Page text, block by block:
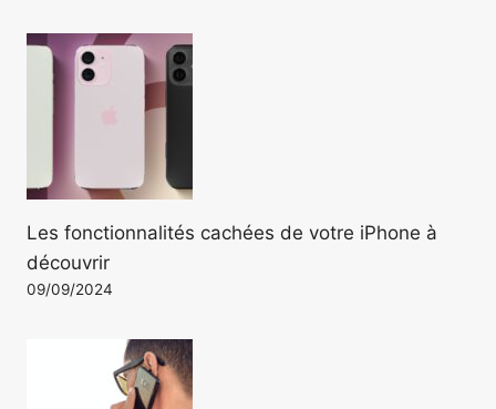
Les fonctionnalités cachées de votre iPhone à
découvrir
09/09/2024